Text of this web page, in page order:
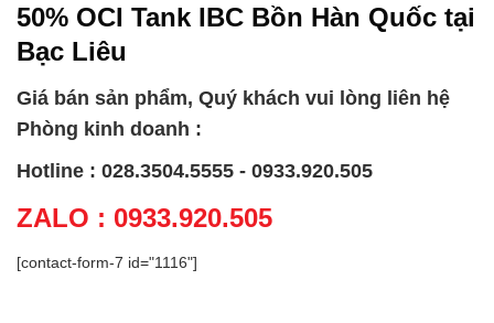
50% OCI Tank IBC Bồn Hàn Quốc tại
Bạc Liêu
Giá bán sản phẩm, Quý khách vui lòng liên hệ
Phòng kinh doanh :
Hotline : 028.3504.5555 - 0933.920.505
ZALO : 0933.920.505
[contact-form-7 id="1116"]